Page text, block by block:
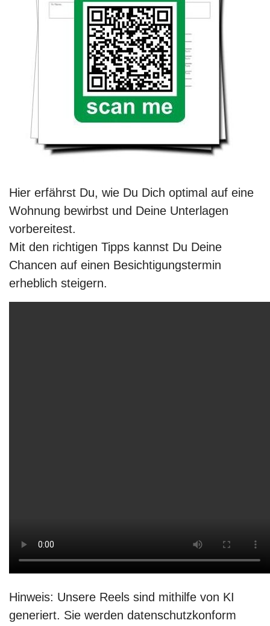
Hier erfährst Du, wie Du Dich optimal auf eine
Wohnung bewirbst und Deine Unterlagen
vorbereitest.
Mit den richtigen Tipps kannst Du Deine
Chancen auf einen Besichtigungstermin
erheblich steigern.
Hinweis: Unsere Reels sind mithilfe von KI
generiert. Sie werden datenschutzkonform